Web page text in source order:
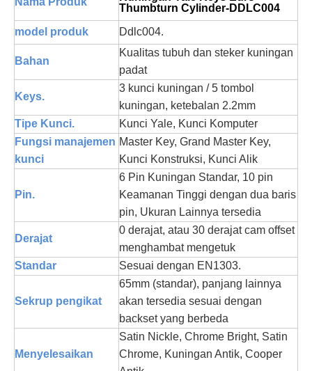
Thumbturn Cylinder-DDLC004
model produk
Ddlc004.
Bahan
Kualitas tubuh dan steker kuningan
padat
Keys.
3 kunci kuningan / 5 tombol
kuningan, ketebalan 2.2mm
Tipe Kunci.
Kunci Yale, Kunci Komputer
Fungsi manajemen
kunci
Master Key, Grand Master Key,
Kunci Konstruksi, Kunci Alik
Pin.
6 Pin Kuningan Standar, 10 pin
Keamanan Tinggi dengan dua baris
pin, Ukuran Lainnya tersedia
Derajat
0 derajat, atau 30 derajat cam offset
menghambat mengetuk
Standar
Sesuai dengan EN1303.
Sekrup pengikat
65mm (standar), panjang lainnya
akan tersedia sesuai dengan
backset yang berbeda
Menyelesaikan
Satin Nickle, Chrome Bright, Satin
Chrome, Kuningan Antik, Cooper